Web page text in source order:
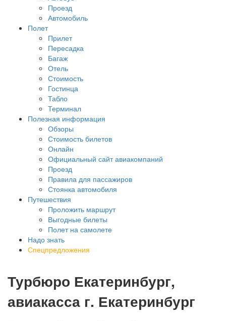
Проезд
Автомобиль
Полет
Прилет
Пересадка
Багаж
Отель
Стоимость
Гостинца
Табло
Терминал
Полезная информация
Обзоры
Стоимость билетов
Онлайн
Официальный сайт авиакомпаний
Проезд
Правила для пассажиров
Стоянка автомобиля
Путешествия
Проложить маршрут
Выгодные билеты
Полет на самолете
Надо знать
Спецпредложения
Турбюро Екатеринбург,
авиакасса г. Екатеринбург